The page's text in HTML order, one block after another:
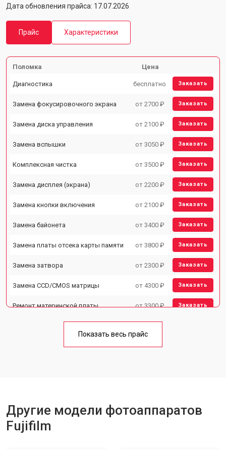
Дата обновления прайса: 17.07.2026
Прайс Характеристики
Поломка Цена
Диагностика бесплатно Заказать
Замена фокусировочного экрана от 2700 ₽ Заказать
Замена диска управления от 2100 ₽ Заказать
Замена вспышки от 3050 ₽ Заказать
Комплексная чистка от 3500 ₽ Заказать
Замена дисплея (экрана) от 2200 ₽ Заказать
Замена кнопки включения от 2100 ₽ Заказать
Замена байонета от 3400 ₽ Заказать
Замена платы отсека карты памяти от 3800 ₽ Заказать
Замена затвора от 2300 ₽ Заказать
Замена CCD/CMOS матрицы от 4300 ₽ Заказать
Ремонт материнской платы от 3300 ₽ Заказать
Показать весь прайс
Другие модели фотоаппаратов
Fujifilm